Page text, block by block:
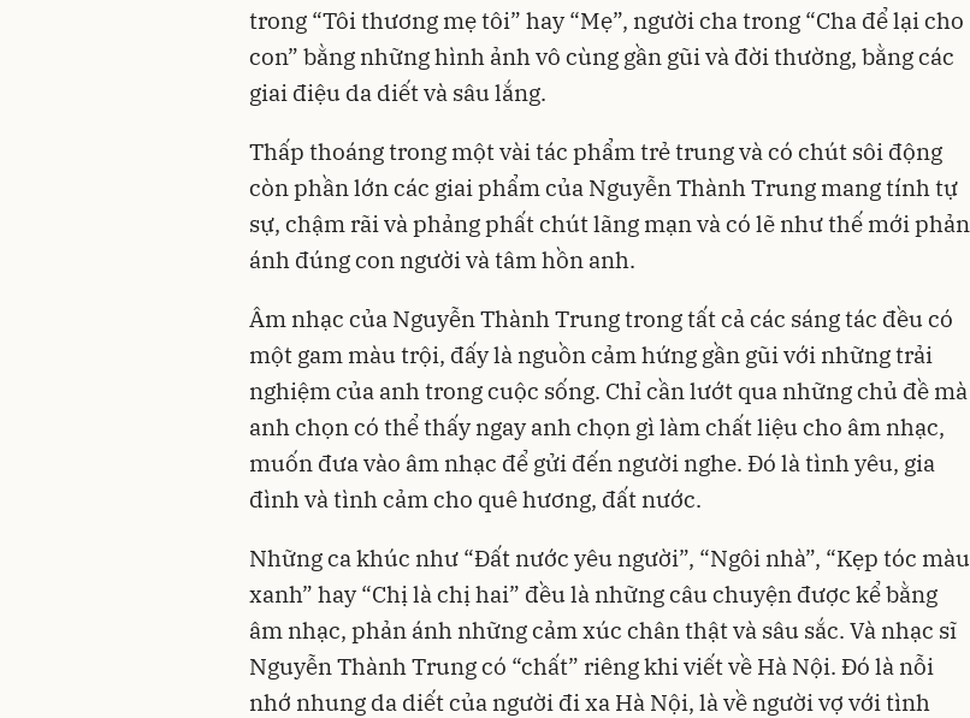
trong “Tôi thương mẹ tôi” hay “Mẹ”, người cha trong “Cha để lại cho
con” bằng những hình ảnh vô cùng gần gũi và đời thường, bằng các
giai điệu da diết và sâu lắng.
Thấp thoáng trong một vài tác phẩm trẻ trung và có chút sôi động
còn phần lớn các giai phẩm của Nguyễn Thành Trung mang tính tự
sự, chậm rãi và phảng phất chút lãng mạn và có lẽ như thế mới phản
ánh đúng con người và tâm hồn anh.
Âm nhạc của Nguyễn Thành Trung trong tất cả các sáng tác đều có
một gam màu trội, đấy là nguồn cảm hứng gần gũi với những trải
nghiệm của anh trong cuộc sống. Chỉ cần lướt qua những chủ đề mà
anh chọn có thể thấy ngay anh chọn gì làm chất liệu cho âm nhạc,
muốn đưa vào âm nhạc để gửi đến người nghe. Đó là tình yêu, gia
đình và tình cảm cho quê hương, đất nước.
Những ca khúc như “Đất nước yêu người”, “Ngôi nhà”, “Kẹp tóc màu
xanh” hay “Chị là chị hai” đều là những câu chuyện được kể bằng
âm nhạc, phản ánh những cảm xúc chân thật và sâu sắc. Và nhạc sĩ
Nguyễn Thành Trung có “chất” riêng khi viết về Hà Nội. Đó là nỗi
nhớ nhung da diết của người đi xa Hà Nội, là về người vợ với tình